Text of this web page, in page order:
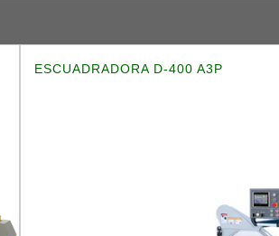
ESCUADRADORA D-400 A3P